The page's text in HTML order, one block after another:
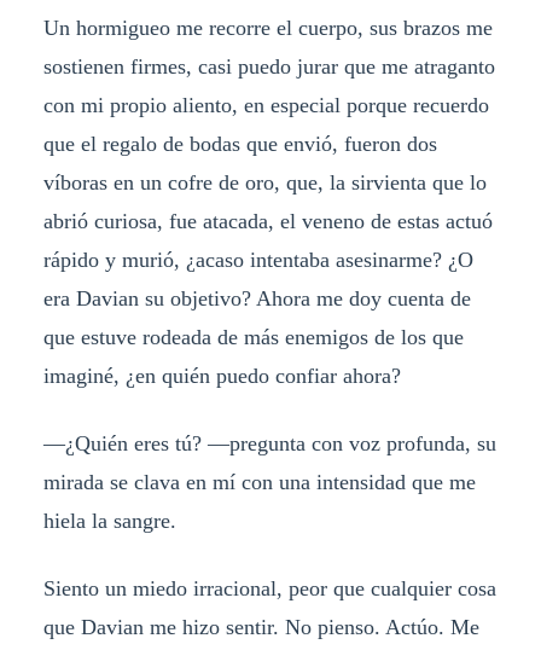
Un hormigueo me recorre el cuerpo, sus brazos me
sostienen firmes, casi puedo jurar que me atraganto
con mi propio aliento, en especial porque recuerdo
que el regalo de bodas que envió, fueron dos
víboras en un cofre de oro, que, la sirvienta que lo
abrió curiosa, fue atacada, el veneno de estas actuó
rápido y murió, ¿acaso intentaba asesinarme? ¿O
era Davian su objetivo? Ahora me doy cuenta de
que estuve rodeada de más enemigos de los que
imaginé, ¿en quién puedo confiar ahora?
—¿Quién eres tú? —pregunta con voz profunda, su
mirada se clava en mí con una intensidad que me
hiela la sangre.
Siento un miedo irracional, peor que cualquier cosa
que Davian me hizo sentir. No pienso. Actúo. Me